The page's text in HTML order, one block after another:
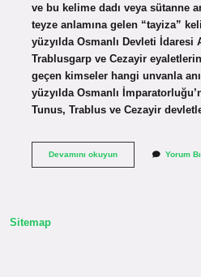
ve bu kelime dadı veya sütanne
teyze anlamına gelen “tayiza”
yüzyılda Osmanlı Devleti İdaresi
Trablusgarp ve Cezayir
geçen kimseler hangi unvanla
yüzyılda Osmanlı
Tunus, Trablus ve Cezayir
Devamını okuyunOsmanlıda
Yorum
Sitemap